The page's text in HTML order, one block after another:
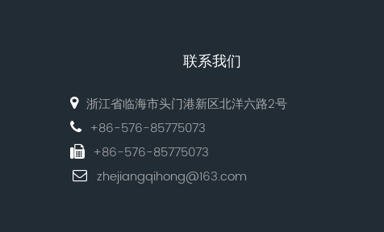
联系我们
浙江省临海市头门港新区北洋六路2号
+86-576-85775073
+86-576-85775073
zhejiangqihong@163.com